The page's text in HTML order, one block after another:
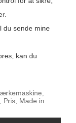
du sende mine
kan du
Pris, Made in